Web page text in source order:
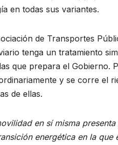
en todas sus variantes.
de Transportes
tenga un tratamiento
que prepara el Gobierno.
y se corre el
de ellas.
en sí misma
energética en la que